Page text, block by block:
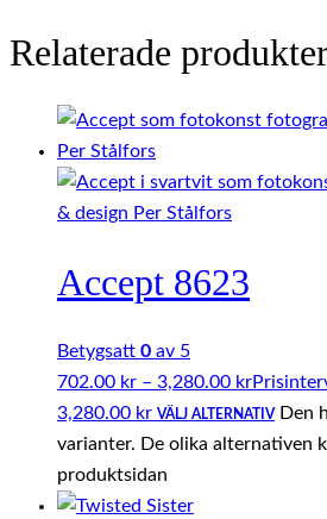
Relaterade
Accept 8623
Betygsatt 0 av 5
702.00 kr – 3,280.00 kr
3,280.00 kr VÄLJ ALTERNATIV Den
varianter. De olika alternativen
produktsidan